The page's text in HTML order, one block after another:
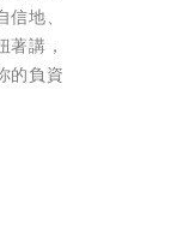
地、
著講，
的負資